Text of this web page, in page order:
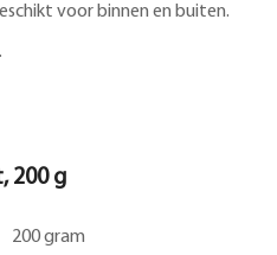
voor binnen en buiten.
200 g
200 gram